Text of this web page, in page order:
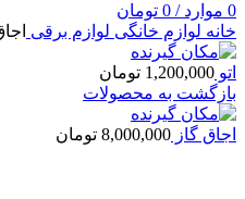
0 موارد /
0 تومان
خانه لوازم خانگی لوازم برقی
اتو 1,200,000 تومان
بازگشت به محصولات
اجاق گاز 8,000,000 تومان